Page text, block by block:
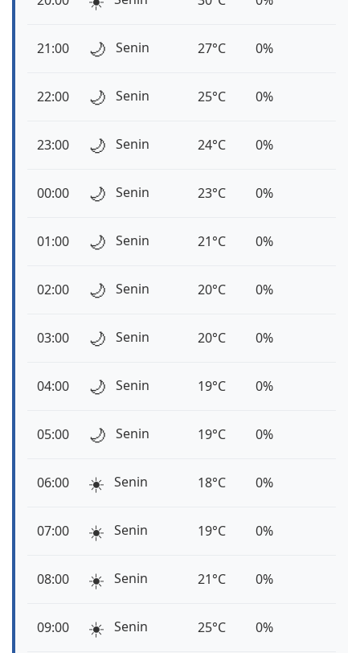
21:00 🌙 Senin 27°C 0%
22:00 🌙 Senin 25°C 0%
23:00 🌙 Senin 24°C 0%
00:00 🌙 Senin 23°C 0%
01:00 🌙 Senin 21°C 0%
02:00 🌙 Senin 20°C 0%
03:00 🌙 Senin 20°C 0%
04:00 🌙 Senin 19°C 0%
05:00 🌙 Senin 19°C 0%
06:00 ☀️ Senin 18°C 0%
07:00 ☀️ Senin 19°C 0%
08:00 ☀️ Senin 21°C 0%
09:00 ☀️ Senin 25°C 0%